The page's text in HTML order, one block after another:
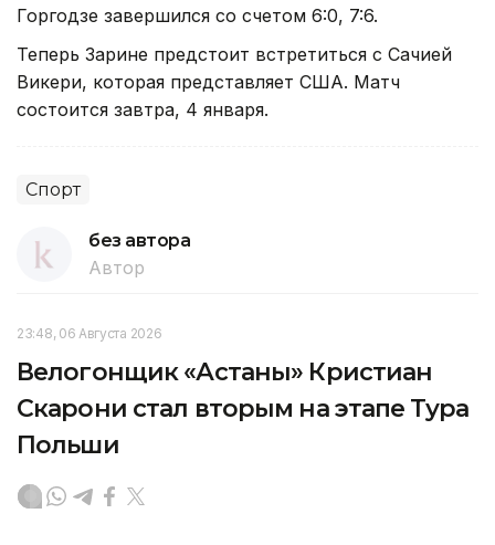
Горгодзе завершился со счетом 6:0, 7:6.
Теперь Зарине предстоит встретиться с Сачией
Викери, которая представляет США. Матч
состоится завтра, 4 января.
Спорт
без автора
Автор
23:48, 06 Августа 2026
Велогонщик «Астаны» Кристиан
Скарони стал вторым на этапе Тура
Польши